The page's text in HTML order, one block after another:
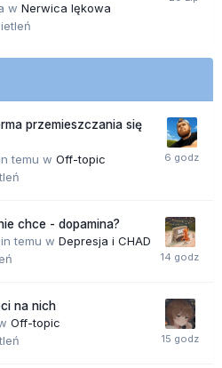
w Nerwica lękowa
przemieszczania się
temu w Off-topic
chce - dopamina?
temu w Depresja i CHAD
na nich
Off-topic